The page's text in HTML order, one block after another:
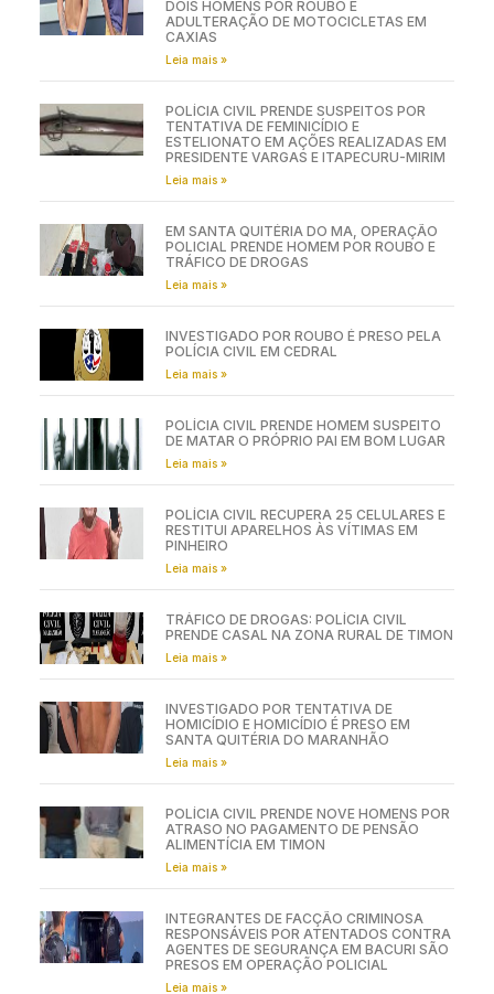
DOIS HOMENS POR ROUBO E
ADULTERAÇÃO DE MOTOCICLETAS EM
CAXIAS
Leia mais »
POLÍCIA CIVIL PRENDE SUSPEITOS POR
TENTATIVA DE FEMINICÍDIO E
ESTELIONATO EM AÇÕES REALIZADAS EM
PRESIDENTE VARGAS E ITAPECURU-MIRIM
Leia mais »
EM SANTA QUITÉRIA DO MA, OPERAÇÃO
POLICIAL PRENDE HOMEM POR ROUBO E
TRÁFICO DE DROGAS
Leia mais »
INVESTIGADO POR ROUBO É PRESO PELA
POLÍCIA CIVIL EM CEDRAL
Leia mais »
POLÍCIA CIVIL PRENDE HOMEM SUSPEITO
DE MATAR O PRÓPRIO PAI EM BOM LUGAR
Leia mais »
POLÍCIA CIVIL RECUPERA 25 CELULARES E
RESTITUI APARELHOS ÀS VÍTIMAS EM
PINHEIRO
Leia mais »
TRÁFICO DE DROGAS: POLÍCIA CIVIL
PRENDE CASAL NA ZONA RURAL DE TIMON
Leia mais »
INVESTIGADO POR TENTATIVA DE
HOMICÍDIO E HOMICÍDIO É PRESO EM
SANTA QUITÉRIA DO MARANHÃO
Leia mais »
POLÍCIA CIVIL PRENDE NOVE HOMENS POR
ATRASO NO PAGAMENTO DE PENSÃO
ALIMENTÍCIA EM TIMON
Leia mais »
INTEGRANTES DE FACÇÃO CRIMINOSA
RESPONSÁVEIS POR ATENTADOS CONTRA
AGENTES DE SEGURANÇA EM BACURI SÃO
PRESOS EM OPERAÇÃO POLICIAL
Leia mais »